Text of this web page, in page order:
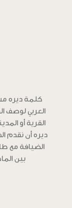
كلمة ديره
العربي لوصف
القرية أو
ديره أن نقدم
الضيافة مع
بين